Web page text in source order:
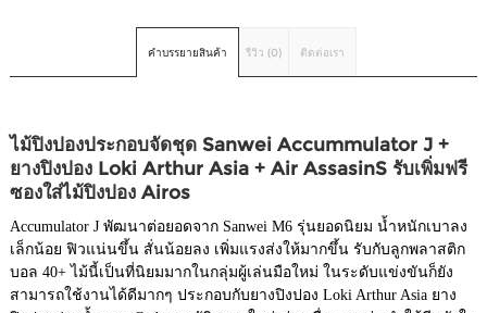
คำบรรยายสินค้า รีวิว (0) ติดต่อเรา
ไม้ปิงปองประกอบจัดชุด Sanwei Accummulator J +
ยางปิงปอง Loki Arthur Asia + Air AssasinS รับเพิ่มฟรี
ซองใส่ไม้ปิงปอง Airos
Accumulator J พัฒนาต่อยอดจาก Sanwei M6 รุ่นยอดนิยม น้ำหนักเบาลง
เล็กน้อย ฟิวแน่นขึ้น สั่นน้อยลง เพิ่มแรงส่งให้มากขึ้น รับกับลูกพลาสติก
บอล 40+ ไม้นี้เป็นที่นิยมมากในกลุ่มผู้เล่นมือใหม่ ในระดับแข่งขันก็ยัง
สามารถใช้งานได้ดีมากๆ ประกอบกับยางปิงปอง Loki Arthur Asia ยาง